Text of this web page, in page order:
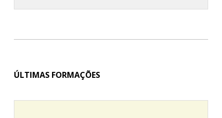
ÚLTIMAS FORMAÇÕES